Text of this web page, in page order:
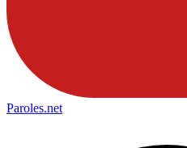
Paroles.net